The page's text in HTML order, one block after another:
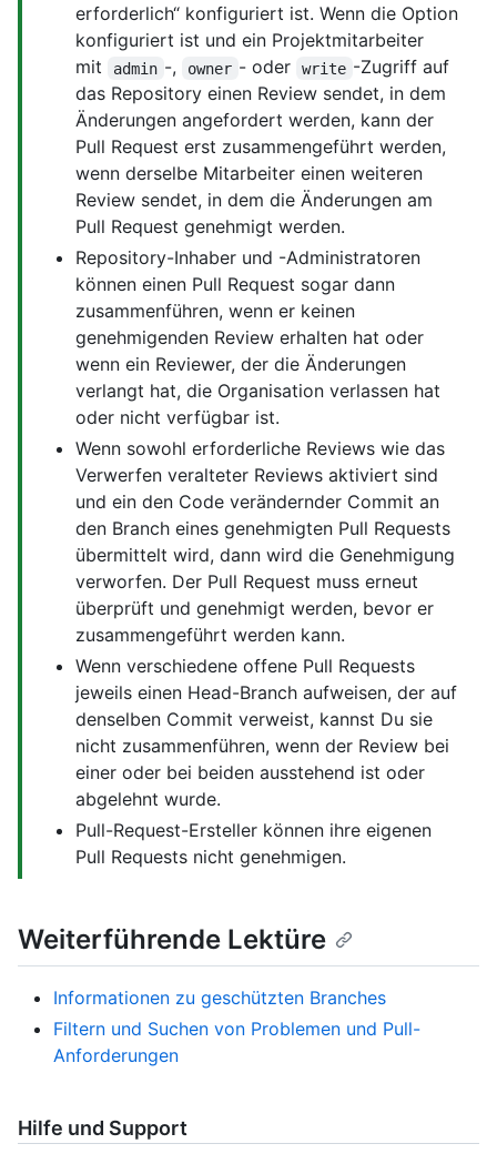
erforderlich“ konfiguriert ist. Wenn die Option
konfiguriert ist und ein Projektmitarbeiter
mit
admin -, owner - oder write -Zugriff auf
das Repository einen Review sendet, in dem
Änderungen angefordert werden, kann der
Pull Request erst zusammengeführt werden,
wenn derselbe Mitarbeiter einen weiteren
Review sendet, in dem die Änderungen am
Pull Request genehmigt werden.
Repository-Inhaber und -Administratoren
können einen Pull Request sogar dann
zusammenführen, wenn er keinen
genehmigenden Review erhalten hat oder
wenn ein Reviewer, der die Änderungen
verlangt hat, die Organisation verlassen hat
oder nicht verfügbar ist.
Wenn sowohl erforderliche Reviews wie das
Verwerfen veralteter Reviews aktiviert sind
und ein den Code verändernder Commit an
den Branch eines genehmigten Pull Requests
übermittelt wird, dann wird die Genehmigung
verworfen. Der Pull Request muss erneut
überprüft und genehmigt werden, bevor er
zusammengeführt werden kann.
Wenn verschiedene offene Pull Requests
jeweils einen Head-Branch aufweisen, der auf
denselben Commit verweist, kannst Du sie
nicht zusammenführen, wenn der Review bei
einer oder bei beiden ausstehend ist oder
abgelehnt wurde.
Pull-Request-Ersteller können ihre eigenen
Pull Requests nicht genehmigen.
Weiterführende Lektüre
Informationen zu geschützten Branches
Filtern und Suchen von Problemen und Pull-
Anforderungen
Hilfe und Support